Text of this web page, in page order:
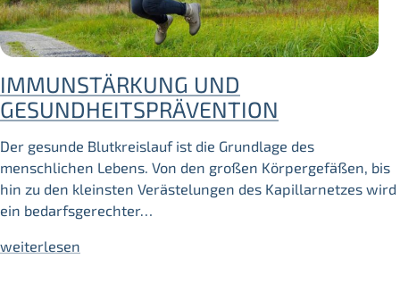
IMMUNSTÄRKUNG UND
GESUNDHEITSPRÄVENTION
Der gesunde Blutkreislauf ist die Grundlage des
menschlichen Lebens. Von den großen Körpergefäßen, bis
hin zu den kleinsten Verästelungen des Kapillarnetzes wird
ein bedarfsgerechter…
weiterlesen